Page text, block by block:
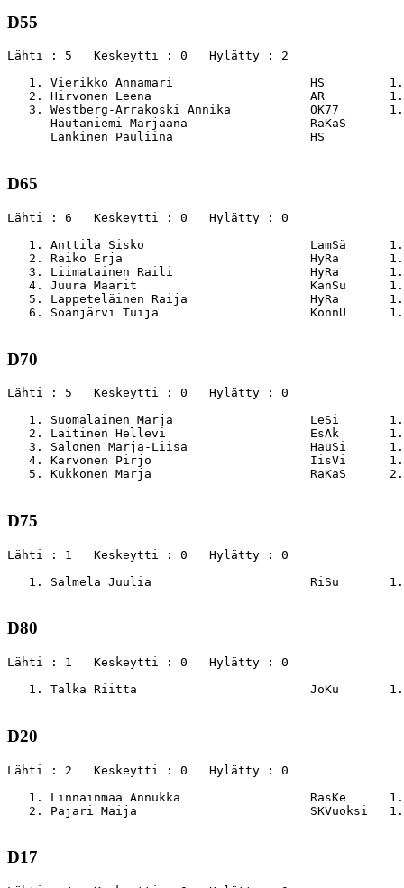
D55
Lähti : 5   Keskeytti : 0   Hylätty : 2
1. Vierikko Annamari                   HS
2. Hirvonen Leena                      AR
3. Westberg-Arrakoski Annika           OK77
Hautaniemi Marjaana                 RaKaS
Lankinen Pauliina                   HS
D65
Lähti : 6   Keskeytti : 0   Hylätty : 0
1. Anttila Sisko
2. Raiko Erja                          HyRa
3. Liimatainen Raili                   HyRa
4. Juura Maarit                        KanSu
5. Lappeteläinen Raija                 HyRa
6. Soanjärvi Tuija                     KonnU
D70
Lähti : 5   Keskeytti : 0   Hylätty : 0
1. Suomalainen Marja
2. Laitinen Hellevi                    EsAk
3. Salonen Marja-Liisa                 HauSi
4. Karvonen Pirjo                      IisVi
5. Kukkonen Marja                      RaKaS
D75
Lähti : 1   Keskeytti : 0   Hylätty : 0
1. Salmela Juulia
D80
Lähti : 1   Keskeytti : 0   Hylätty : 0
1. Talka Riitta
D20
Lähti : 2   Keskeytti : 0   Hylätty : 0
1. Linnainmaa Annukka
2. Pajari Maija                        SKVuoksi
D17